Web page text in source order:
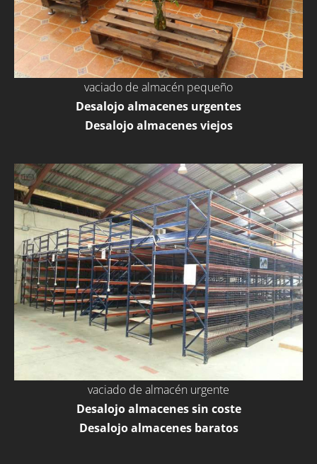
vaciado de almacén pequeño
Desalojo almacenes urgentes
Desalojo almacenes viejos
vaciado de almacén urgente
Desalojo almacenes sin coste
Desalojo almacenes baratos